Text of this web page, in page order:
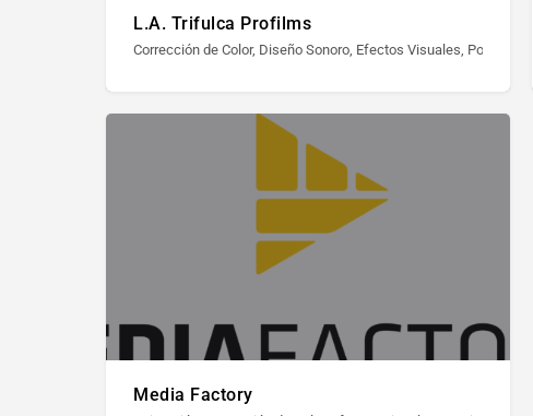
L.A. Trifulca Profilms
Corrección de Color, Diseño Sonoro, Efectos Visuales, Post
Media Factory